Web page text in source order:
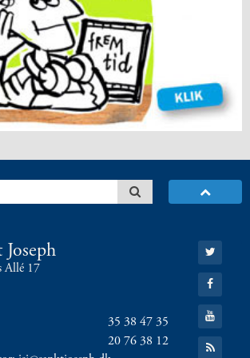
Allé 17
35 38 47 35
20 76 38 12
Gå
til:
Twitter
Gå
til:
Facebook
Gå
til:
YouTube
Gå
til: